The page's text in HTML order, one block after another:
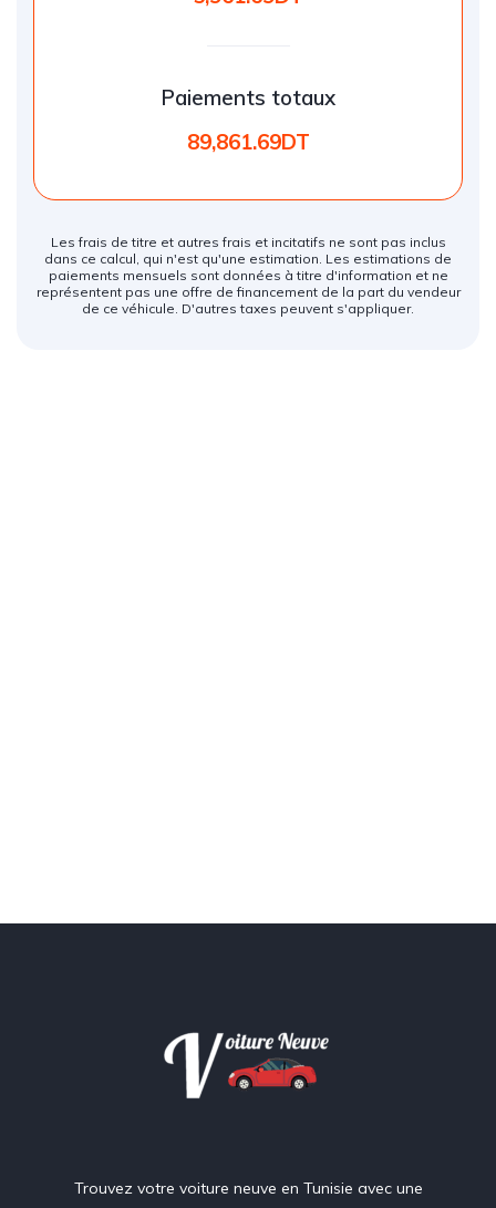
Paiements totaux
89,861.69DT
Les frais de titre et autres frais et incitatifs ne sont pas inclus
dans ce calcul, qui n'est qu'une estimation. Les estimations de
paiements mensuels sont données à titre d'information et ne
représentent pas une offre de financement de la part du vendeur
de ce véhicule. D'autres taxes peuvent s'appliquer.
Trouvez votre voiture neuve en Tunisie avec une